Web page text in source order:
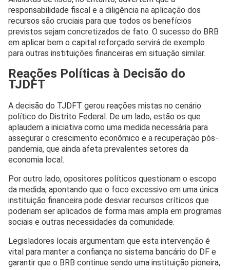
responsabilidade fiscal e a diligência na aplicação dos
recursos são cruciais para que todos os benefícios
previstos sejam concretizados de fato. O sucesso do BRB
em aplicar bem o capital reforçado servirá de exemplo
para outras instituições financeiras em situação similar.
Reações Políticas à Decisão do
TJDFT
A decisão do TJDFT gerou reações mistas no cenário
político do Distrito Federal. De um lado, estão os que
aplaudem a iniciativa como uma medida necessária para
assegurar o crescimento econômico e a recuperação pós-
pandemia, que ainda afeta prevalentes setores da
economia local.
Por outro lado, opositores políticos questionam o escopo
da medida, apontando que o foco excessivo em uma única
instituição financeira pode desviar recursos críticos que
poderiam ser aplicados de forma mais ampla em programas
sociais e outras necessidades da comunidade.
Legisladores locais argumentam que esta intervenção é
vital para manter a confiança no sistema bancário do DF e
garantir que o BRB continue sendo uma instituição pioneira,